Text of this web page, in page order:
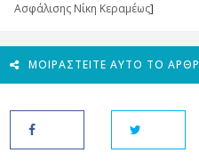
Ασφάλισης Νίκη Κεραμέως]
ΜΟΙΡΑΣΤΕΊΤΕ ΑΥΤΌ ΤΟ